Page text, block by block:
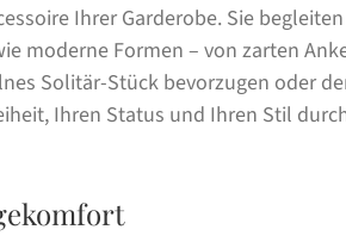
Ihrer Garderobe. Sie
moderne Formen – von zarten
Solitär-Stück bevorzugen oder
Ihren Status und Ihren Stil